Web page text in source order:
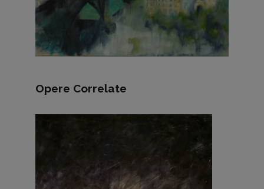
Opere Correlate